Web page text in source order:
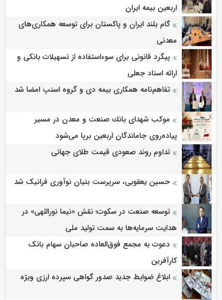
اربعین بیمه ایران
گام بلند ایران و پاکستان برای توسعه همکاری‌های
معدنی
پیگرد قانونی برای سوءاستفاده از تسهیلات بانکی و
ارائه اسناد جعلی
تفاهم‌نامه همکاری بیمه دی و گروه اسنپ امضا شد
موكب شهدای بانك صنعت و معدن در مسیر
پیاده‌روی جاماندگان اربعین برپا می‌شود
تداوم روند صعودی قیمت طلای جهانی
حسین یعقوبی، سرپرست بنیان نوآوری فرانیک شد
توسعه صنعت در سکوت؛ نقش «نیما نوراللهی» در
هدایت سرمایه‌ها به سمت تولید ملی
دعوت به مجمع فوق‌العاده صاحبان سهام بانک
کارآفرین
ابلاغ ضوابط جدید صدور گواهی سپرده ارزی ویژه